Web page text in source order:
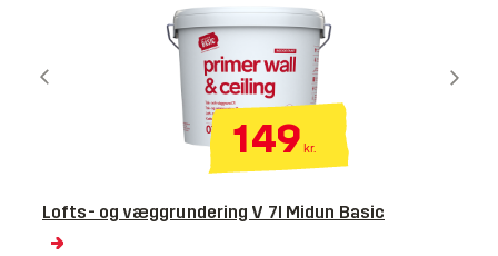
149 kr.
Lofts- og væggrundering V 7l Midun Basic